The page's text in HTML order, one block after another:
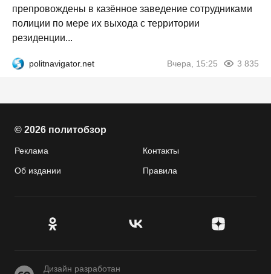
препровождены в казённое заведение сотрудниками
полиции по мере их выхода с территории
резиденции...
politnavigator.net Вчера, 15:25 3 835
© 2026 политобзор
Реклама Контакты
Об издании Правила